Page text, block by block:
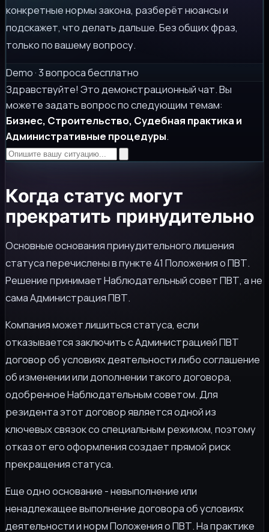
конкретные нормы закона, разберёт нюансы и
подскажет, что делать дальше. Без общих фраз,
только по вашему вопросу.
Demo · 3 вопроса бесплатно
Здравствуйте! Это демонстрационный чат. Вы
можете задать вопрос по следующим темам:
Бизнес, Строительство, Судебная практика и
Административные процедуры.
Когда статус могут
прекратить принудительно
Основные основания принудительного лишения
статуса перечислены в пункте 41 Положения о ПВТ.
Решение принимает Наблюдательный совет ПВТ, а не
сама Администрация ПВТ.
Компания может лишиться статуса, если
отказывается заключить с Администрацией ПВТ
договор об условиях деятельности либо соглашение
об изменении или дополнении такого договора,
одобренное Наблюдательным советом. Для
резидента этот договор является одной из
ключевых связок со специальным режимом, поэтому
отказ от его оформления создает прямой риск
прекращения статуса.
Еще одно основание - невыполнение или
ненадлежащее выполнение договора об условиях
деятельности и норм Положения о ПВТ. На практике